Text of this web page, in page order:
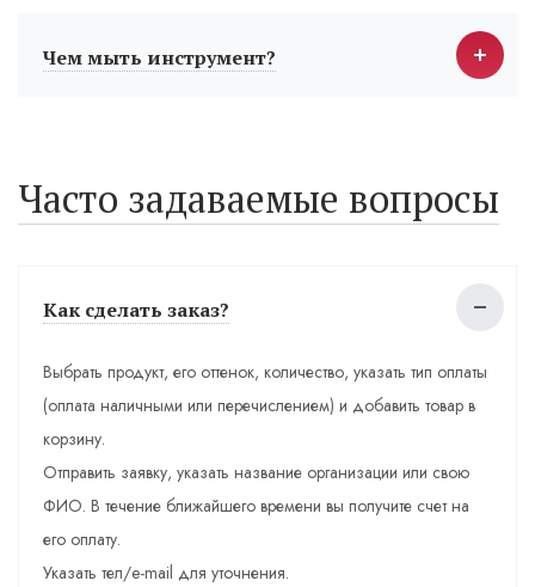
Чем мыть инструмент?
Часто задаваемые вопросы
Как сделать заказ?
Выбрать продукт, его оттенок, количество, указать тип оплаты
(оплата наличными или перечислением) и добавить товар в
корзину.
Отправить заявку, указать название организации или свою
ФИО. В течение ближайшего времени вы получите счет на
его оплату.
Указать тел/e-mail для уточнения.